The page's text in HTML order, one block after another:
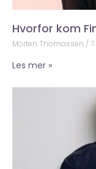
Hvorfor kom
Morten Thomassen
Les mer »